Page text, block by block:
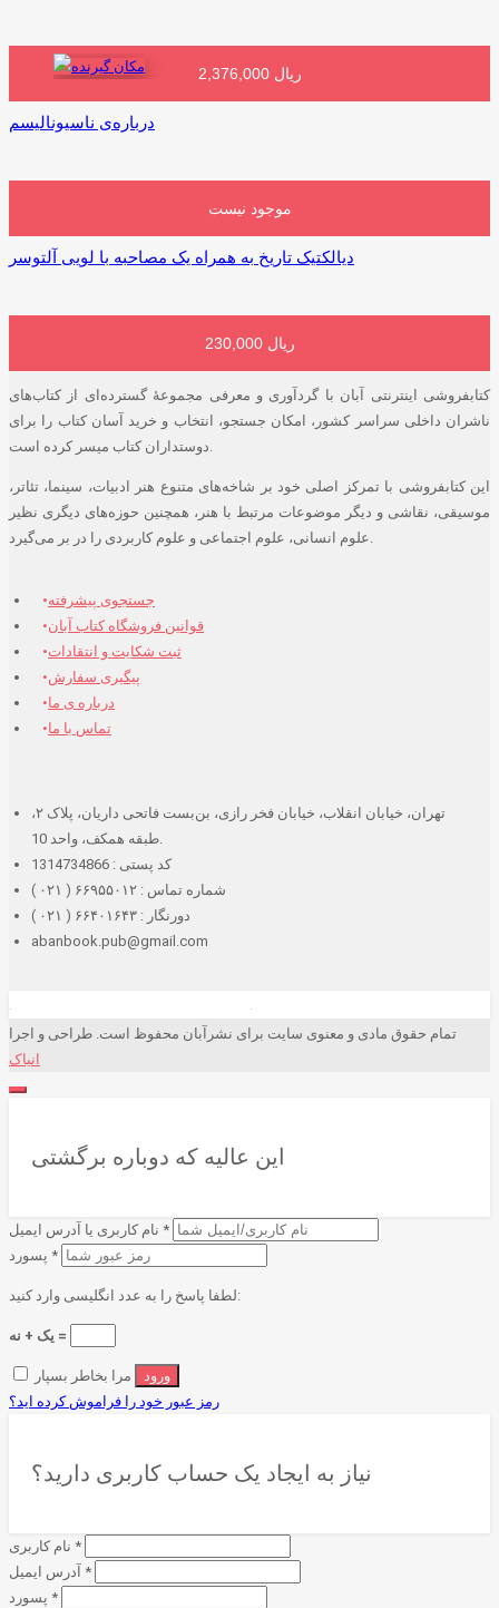
2,376,000 ریال
افزودن به سبد خرید
درباره‌ی ناسیونالیسم
موجود نیست
دیالکتیک تاریخ به همراه یک مصاحبه با لویی آلتوسر
230,000 ریال
افزودن به سبد خرید
کتابفروشی اینترنتی آبان با گردآوری و معرفی مجموعۀ گسترده‌ای از کتاب‌های
ناشران داخلی سراسر کشور، امکان جستجو، انتخاب و خرید آسان کتاب را برای
این کتابفروشی با تمرکز اصلی خود بر شاخه‌های متنوع هنر ادبیات، سینما، تئاتر،
موسیقی، نقاشی و دیگر موضوعات مرتبط با هنر، همچنین حوزه‌های دیگری نظیر
جستجوی پیشرفته
قوانین فروشگاه کتاب آبان
ثبت شکایت و انتقادات
پیگیری سفارش
درباره ی ما
تماس با ما
تهران، خیابان انقلاب، خیابان فخر رازی، بن‌بست فاتحی داریان، پلاک ۲،
کد پستی : 1314734866
شماره تماس : ۶۶۹۵۵۰۱۲ ( ۰۲۱ )
دورنگار : ۶۶۴۰۱۶۴۳ ( ۰۲۱ )
abanbook.pub@gmail.com
تمام حقوق مادی و معنوی سایت برای نشرآبان محفوظ است. طراحی و اجرا
انیاک
این عالیه که دوباره برگشتی
*
*
لطفا پاسخ را به عدد انگلیسی وارد کنید:
یک + نه =
رمز عبور خود را فراموش کرده اید؟
نیاز به ایجاد یک حساب کاربری دارید؟
*
*
*